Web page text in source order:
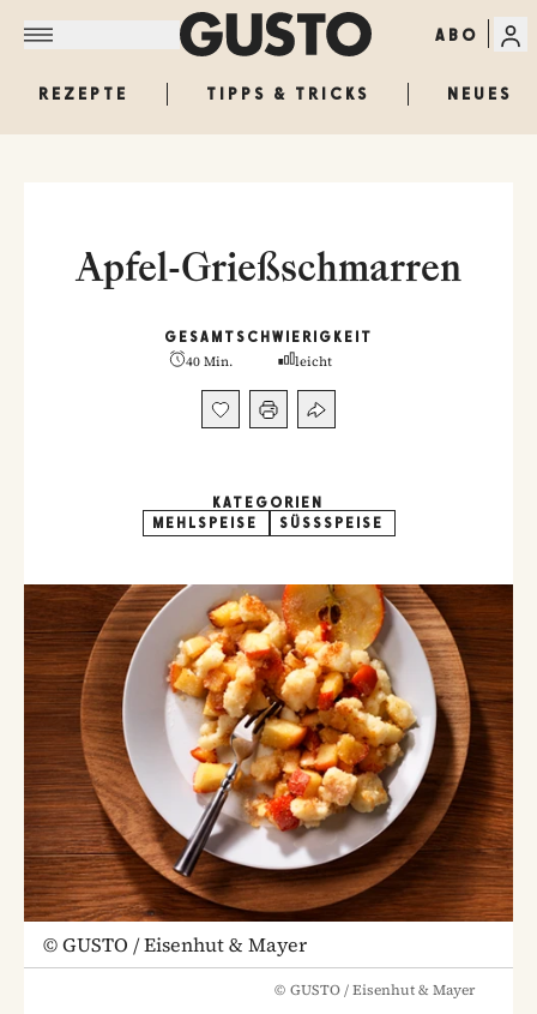
ABO
REZEPTE TIPPS & TRICKS NEUES
Apfel-Grießschmarren
GESAMT
40 Min.
SCHWIERIGKEIT
leicht
KATEGORIEN
MEHLSPEISE
SÜSSSPEISE
©GUSTO / Eisenhut & Mayer
© GUSTO / Eisenhut & Mayer